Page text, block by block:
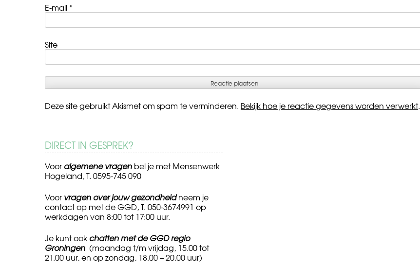
E-mail *
Site
Deze site gebruikt Akismet om spam te verminderen. Bekijk hoe je reactie gegevens worden verwerkt.
DIRECT IN GESPREK?
Voor algemene vragen bel je met Mensenwerk
Hogeland, T. 0595-745 090
Voor vragen over jouw gezondheidneem je
contact op met de GGD, T. 050-3674991 op
werkdagen van 8:00 tot 17:00 uur.
Je kunt ook chatten met de GGD regio
Groningen (maandag t/m vrijdag, 15.00 tot
21.00 uur, en op zondag, 18.00 – 20.00 uur)